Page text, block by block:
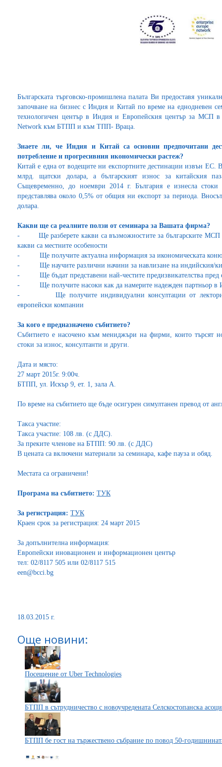
Българската търговско-промишлена палата Ви предоставя
започване на бизнес с Индия и Китай по време на еднодневен
технологичен център в Индия и Европейския център за МСП в
Network към БТПП и към ТПП- Враца.
Знаете ли, че Индия и Китай са основни предпочитани
потребление и прогресивния икономически растеж?
Китай е една от водещите ни експортните дестинации извън ЕС.
млрд. щатски долара, а българският износ за китайския
Същевременно, до ноември 2014 г. България е изнесла
представлява около 0,5% от общия ни експорт за периода.
долара.
Какви ще са реалните ползи от семинара за Вашата фирма?
- Ще разберете какви са възможностите за българските МСП
какви са местните особености
- Ще получите актуална информация за икономическата
- Ще научите различни начини за навлизане на индийския/
- Ще бъдат представени най-честите предизвикателства пред
- Ще получите насоки как да намерите надежден партньор в
- Ще получите индивидуални консултации от лектори с
европейски компании
За кого е предназначено събитието?
Събитието е насочено към мениджъри на фирми, които търсят
стоки за износ, консултанти и други.
Дата и място:
27 март 2015г. 9:00ч.
БТПП, ул. Искър 9, ет. 1, зала А.
По време на събитието ще бъде осигурен симултанен превод от
Такса участие:
Такса участие: 108 лв. (с ДДС).
За преките членове на БТПП: 90 лв. (с ДДС)
В цената са включени материали за семинара, кафе пауза и обяд.
Местата са ограничени!
Програма на събитието: ТУК
За регистрация: ТУК
Краен срок за регистрация: 24 март 2015
За допълнителна информация:
Европейски иновационен и информационен център
тел: 02/8117 505 или 02/8117 515
een@bcci.bg
18.03.2015 г.
Още новини:
Посещение от Uber Technologies
БТПП в сътрудничество с новоучредената Селскостопанска
БТПП бе гост на тържествено събрание по повод 50-